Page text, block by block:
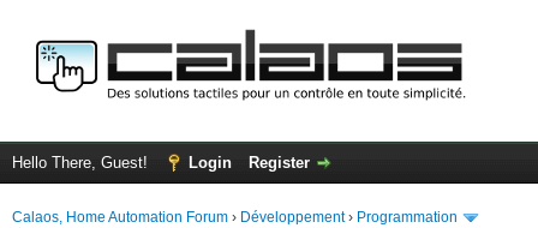
Hello There, Guest! Login Register
Calaos, Home Automation Forum › Développement› Programmation